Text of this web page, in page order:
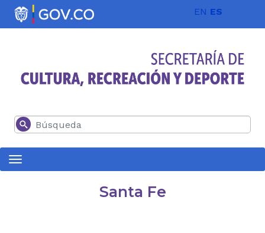
Pasar al contenido principal EN ES
Buscar
Santa Fe